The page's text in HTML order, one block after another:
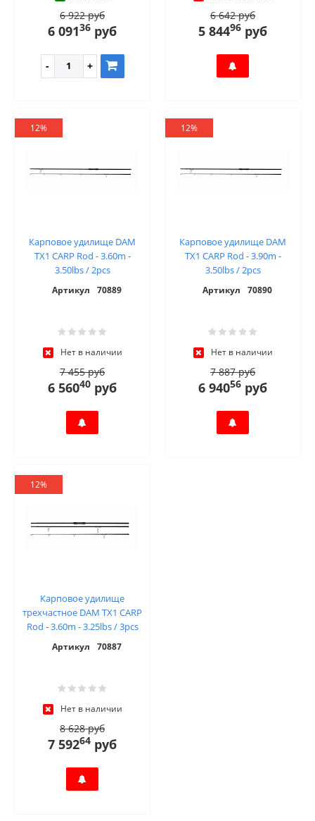
6 922 руб
6 09136 руб
6 642 руб
5 84496 руб
12%
Карповое удилище DAM
TX1 CARP Rod - 3.60m -
3.50lbs / 2pcs
Артикул 70889
Нет в наличии
7 455 руб
6 56040 руб
12%
Карповое удилище DAM
TX1 CARP Rod - 3.90m -
3.50lbs / 2pcs
Артикул 70890
Нет в наличии
7 887 руб
6 94056 руб
12%
Карповое удилище
трехчастное DAM TX1 CARP
Rod - 3.60m - 3.25lbs / 3pcs
Артикул 70887
Нет в наличии
8 628 руб
7 59264 руб